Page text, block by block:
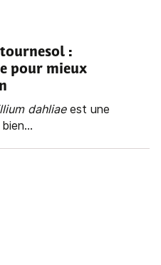
:
pour mieux
dahliaeest une